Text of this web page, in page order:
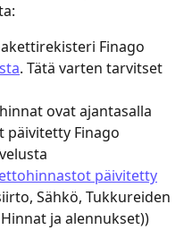
Finago
. Tätä varten tarvitset
ovat ajantasalla
päivitetty Finago
päivitetty
Sähkö, Tukkureiden
ja alennukset))